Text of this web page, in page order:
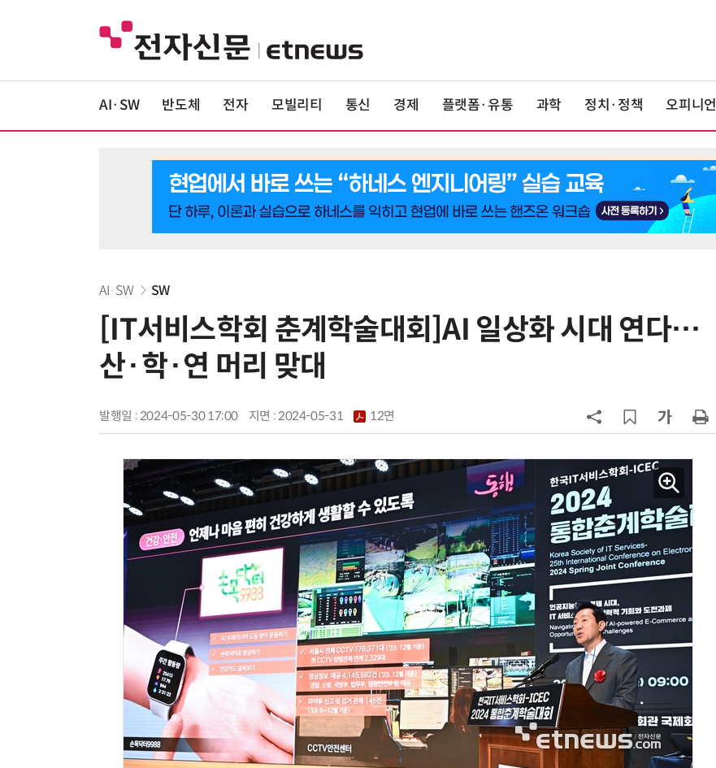
AI·SW 반도체 전자 모빌리티 통신 경제 플랫폼·유통 과학 정치·정책 오피니언
AI·SW SW
[IT서비스학회 춘계학술대회]AI 일상화 시대 연다…
산·학·연 머리 맞대
발행일 : 2024-05-30 17:00 지면 :2024-05-31 12면
6
美 행정부, AI 모델 '해킹 등 사이버
서 젠슨 황 재회동
선…'NHN 팩토리X' 가보니
9
국산 CSP사 '마켓플레이스' 커졌
다…5개사 등록 솔루션 1439개
10 코히어, 통제 가능한 소버린 AI 지
원…“韓이 아태 승부처”